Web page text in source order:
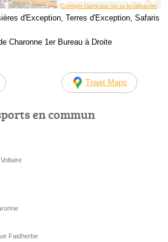
Corriger l’adresse ou la localisation
d'Exception, Terres d'Exception, Safaris
Charonne 1er Bureau à Droite
Trajet Maps
en commun
Faidherbe